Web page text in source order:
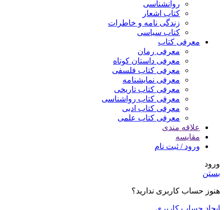
روانشناسی
کتاب اشعار
زندگی نامه و خاطرات
کتاب سیاسی
معرفی کتاب
معرفی رمان
معرفی داستان کوتاه
معرفی کتاب فلسفی
معرفی نمایشنامه
معرفی کتاب تاریخی
معرفی کتاب رواشناسی
معرفی کتاب ادبی
معرفی کتاب علمی
علاقه مندی
مقایسه
ورود / ثبت نام
ورود
بستن
هنوز حساب کاربری ندارید؟